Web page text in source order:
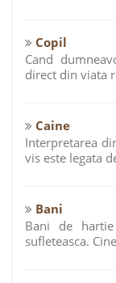
Copil
Cand
direct din viata
Caine
Interpretarea
vis este legata
Bani
Bani de hartie
sufleteasca.